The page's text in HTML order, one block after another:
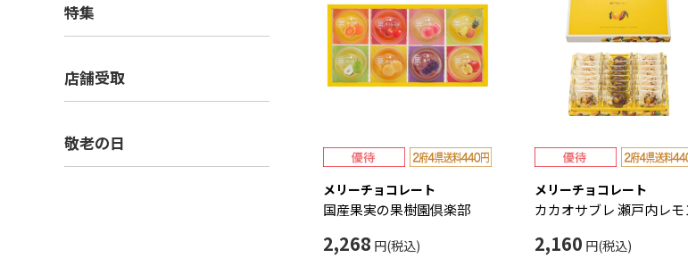
特集
店舗受取
敬老の日
メリーチョコレート
国産果実の果樹園倶楽部
2,268 円(税込)
メリーチョコレート
カカオサブレ 瀬戸内レモ
2,160 円(税込)